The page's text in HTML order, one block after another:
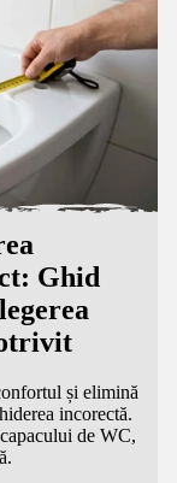
Ghid
și elimină
incorectă.
de WC,